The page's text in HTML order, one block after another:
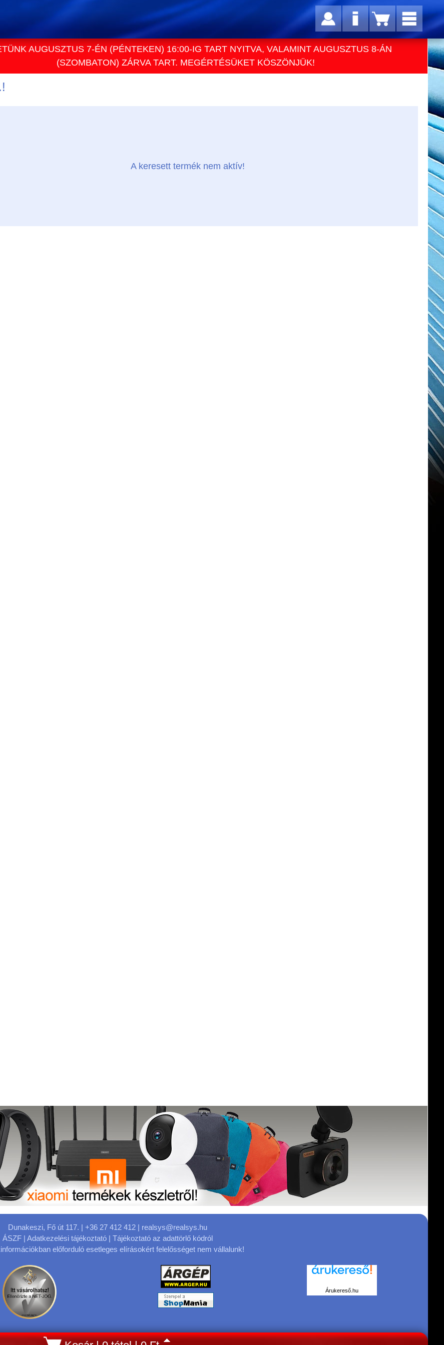
AUGUSZTUS 7-ÉN (PÉNTEKEN) 16:00-IG TART NYITVA, VALAMINT AUGUSZTUS 8-ÁN
(SZOMBATON) ZÁRVA TART. MEGÉRTÉSÜKET KÖSZÖNJÜK!
A keresett termék nem aktív!
Dunakeszi, Fő út 117. | +36 27 412 412 | realsys@realsys.hu
ÁSZF | Adatkezelési tájékoztató | Tájékoztató az adattörlő kódról
előforduló esetleges elírásokért felelősséget nem vállalunk!
Árukereső.hu